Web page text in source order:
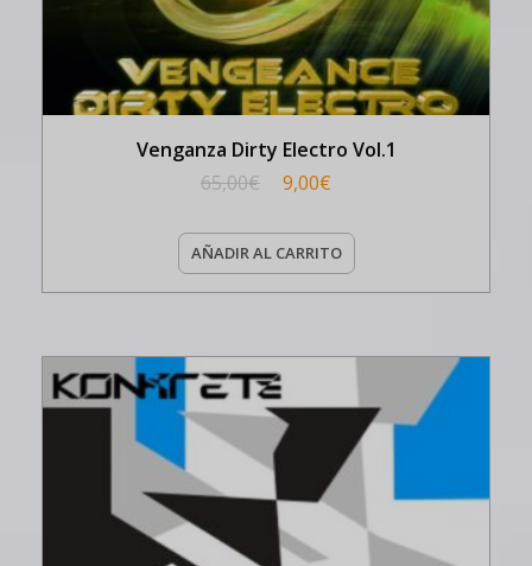
Venganza Dirty Electro Vol.1
65,00€ 9,00€
AÑADIR AL CARRITO